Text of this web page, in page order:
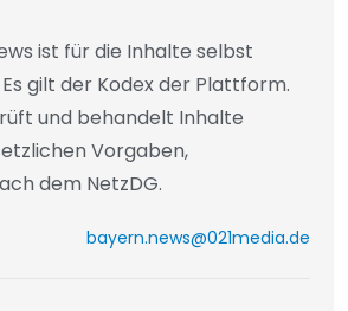
ist für die Inhalte selbst
gilt der Kodex der Plattform.
und behandelt Inhalte
Vorgaben,
dem NetzDG.
bayern.news@021media.de